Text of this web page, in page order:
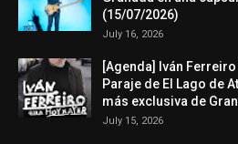
(15/07/2026)
July 16, 2026
[Agenda] Iván
Paraje de El Lago de
más exclusiva de
July 15, 2026